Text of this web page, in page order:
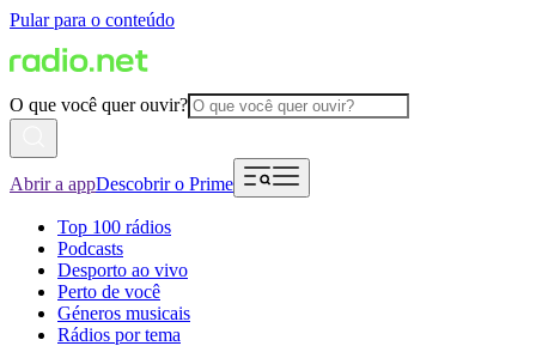
Pular para o conteúdo
O que você quer ouvir?
Abrir a appDescobrir o Prime
Top 100 rádios
Podcasts
Desporto ao vivo
Perto de você
Géneros musicais
Rádios por tema